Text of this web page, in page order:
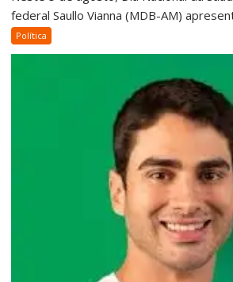
federal Saullo Vianna (MDB-AM)
Política